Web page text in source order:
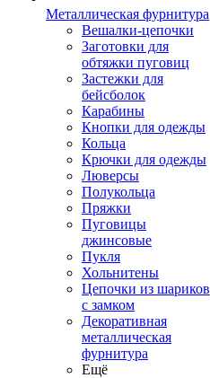
Металлическая фурнитура
Вешалки-цепочки
Заготовки для
обтяжки пуговиц
Застежки для
бейсболок
Карабины
Кнопки для одежды
Кольца
Крючки для одежды
Люверсы
Полукольца
Пряжки
Пуговицы
джинсовые
Пукля
Хольнитены
Цепочки из шариков
с замком
Декоративная
металлическая
фурнитура
Ещё